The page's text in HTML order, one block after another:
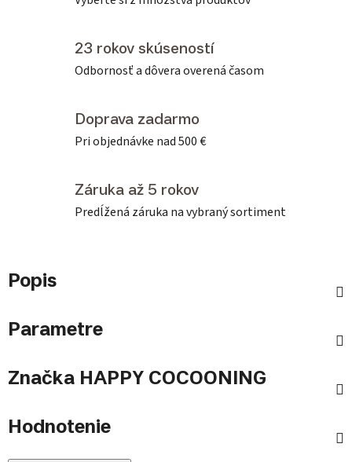
23 rokov skúseností
Odbornosť a dôvera overená časom
Doprava zadarmo
Pri objednávke nad 500 €
Záruka až 5 rokov
Predĺžená záruka na vybraný sortiment
Popis
Parametre
Značka HAPPY COCOONING
Hodnotenie